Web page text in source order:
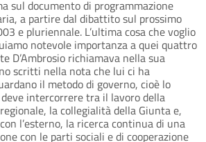
sul documento di programmazione
a partire dal dibattito sul prossimo
e pluriennale. L’ultima cosa che voglio
notevole importanza a quei quattro
D’Ambrosio richiamava nella sua
scritti nella nota che lui ci ha
il metodo di governo, cioè lo
intercorrere tra il lavoro della
la collegialità della Giunta e,
l’esterno, la ricerca continua di una
con le parti sociali e di cooperazione